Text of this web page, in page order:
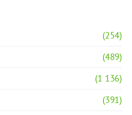
(254)
(489)
(1 136)
(391)